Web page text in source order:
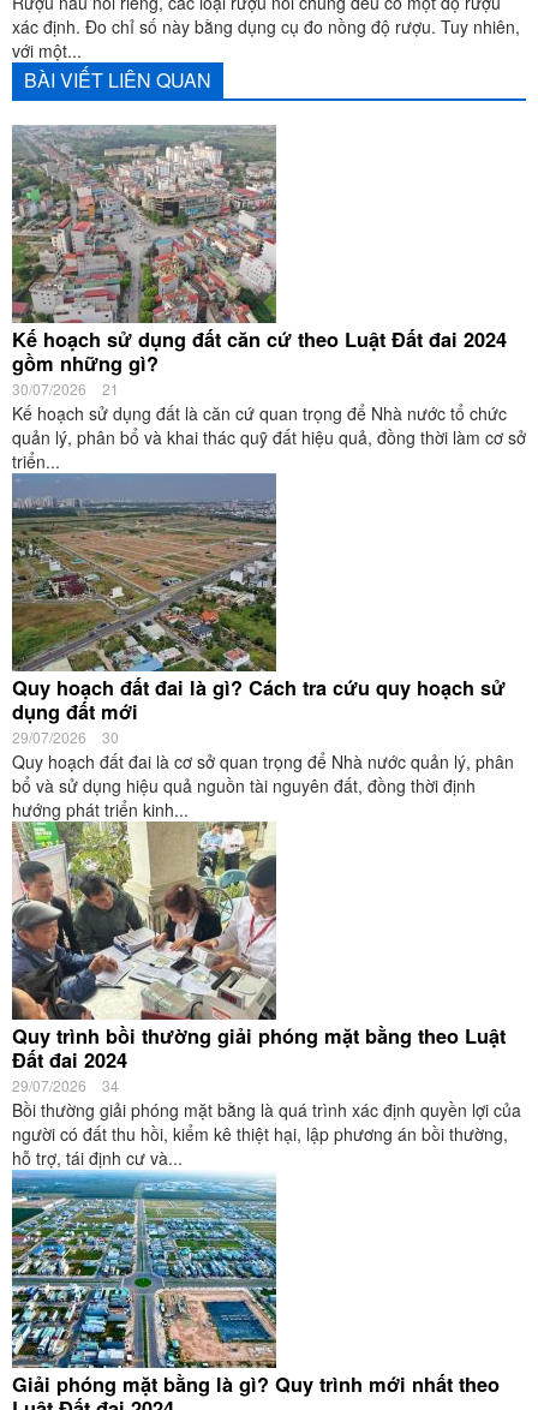
xác định. Đo chỉ số này bằng dụng cụ đo nồng độ rượu. Tuy nhiên,
với một...
BÀI VIẾT LIÊN QUAN
Kế hoạch sử dụng đất căn cứ theo Luật Đất đai 2024
gồm những gì?
30/07/2026 21
Kế hoạch sử dụng đất là căn cứ quan trọng để Nhà nước tổ chức
quản lý, phân bổ và khai thác quỹ đất hiệu quả, đồng thời làm cơ sở
triển...
Quy hoạch đất đai là gì? Cách tra cứu quy hoạch sử
dụng đất mới
29/07/2026 30
Quy hoạch đất đai là cơ sở quan trọng để Nhà nước quản lý, phân
bổ và sử dụng hiệu quả nguồn tài nguyên đất, đồng thời định
hướng phát triển kinh...
Quy trình bồi thường giải phóng mặt bằng theo Luật
Đất đai 2024
29/07/2026 34
Bồi thường giải phóng mặt bằng là quá trình xác định quyền lợi của
người có đất thu hồi, kiểm kê thiệt hại, lập phương án bồi thường,
hỗ trợ, tái định cư và...
Giải phóng mặt bằng là gì? Quy trình mới nhất theo